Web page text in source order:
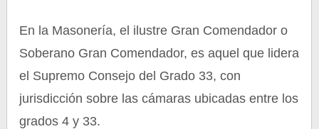
En la Masonería, el ilustre Gran Comendador o
Soberano Gran Comendador, es aquel que lidera
el Supremo Consejo del Grado 33, con
jurisdicción sobre las cámaras ubicadas entre los
grados 4 y 33.